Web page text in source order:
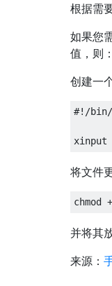
根据需
如果您
值，则：
创建一
#!/bin/
将文件
并将其
来源：